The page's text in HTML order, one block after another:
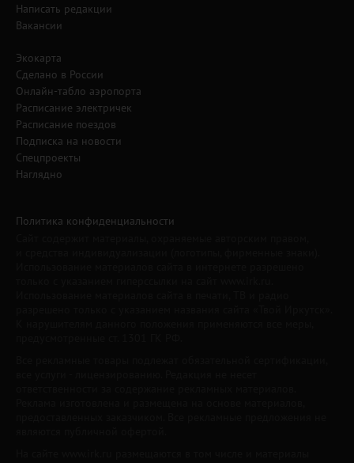
Написать редакции
Вакансии
Экокарта
Сделано в России
Онлайн-табло аэропорта
Расписание электричек
Расписание поездов
Подписка на новости
Спецпроекты
Наглядно
Политика конфиденциальности